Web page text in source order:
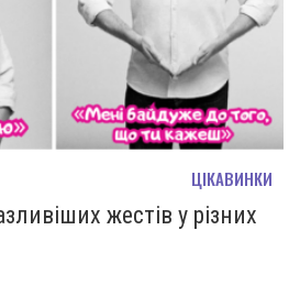
ЦІКАВИНКИ
жестів у різних